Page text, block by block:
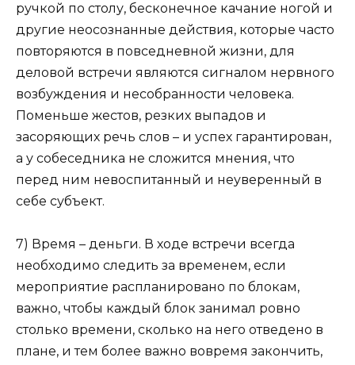
ручкой по столу, бесконечное качание ногой и
другие неосознанные действия, которые часто
повторяются в повседневной жизни, для
деловой встречи являются сигналом нервного
возбуждения и несобранности человека.
Поменьше жестов, резких выпадов и
засоряющих речь слов – и успех гарантирован,
а у собеседника не сложится мнения, что
перед ним невоспитанный и неуверенный в
себе субъект.
7) Время – деньги. В ходе встречи всегда
необходимо следить за временем, если
мероприятие распланировано по блокам,
важно, чтобы каждый блок занимал ровно
столько времени, сколько на него отведено в
плане, и тем более важно вовремя закончить,